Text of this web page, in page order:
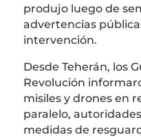
produjo luego de
advertencias
intervención.
Desde Teherán, los
Revolución
misiles y drones en
paralelo,
medidas de